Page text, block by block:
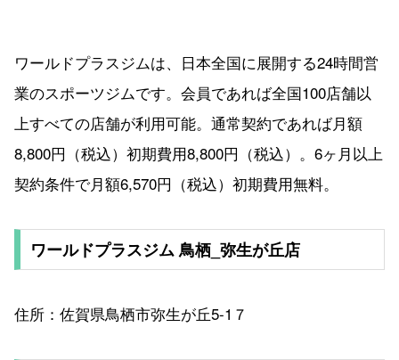
ワールドプラスジムは、日本全国に展開する24時間営
業のスポーツジムです。会員であれば全国100店舗以
上すべての店舗が利用可能。通常契約であれば月額
8,800円（税込）初期費用8,800円（税込）。6ヶ月以上
契約条件で月額6,570円（税込）初期費用無料。
ワールドプラスジム 鳥栖_弥生が丘店
住所：佐賀県鳥栖市弥生が丘5-1７